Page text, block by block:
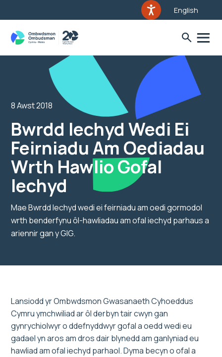
English
8 Awst 2018
Bwrdd Iechyd Wedi Ei
Feirniadu Am Oediadau
Wrth Hawlio Gofal
Iechyd
Mae Bwrdd Iechyd wedi ei feirniadu am oedi gormodol
wrth benderfynu ôl-hawliadau am ofal iechyd parhaus a
ariennir gan y GIG.
Lansiodd yr Ombwdsmon Gwasanaeth Cyhoeddus
Cymru ymchwiliad ar ôl derbyn tair cwyn gan
gynrychiolwyr o ddefnyddwyr gofal a oedd wedi eu
gadael yn aros am dros dair blynedd am ganlyniad eu
hawliad am ofal iechyd parhaol. Dyma becyn o ofal a